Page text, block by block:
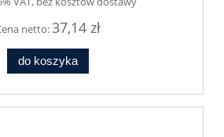
netto:37,14 zł
do koszyka